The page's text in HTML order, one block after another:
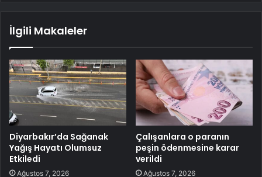
İlgili Makaleler
Diyarbakır’da Sağanak
Yağış Hayatı Olumsuz
Etkiledi
Ağustos 7, 2026
Çalışanlara o paranın
peşin ödenmesine karar
verildi
Ağustos 7, 2026